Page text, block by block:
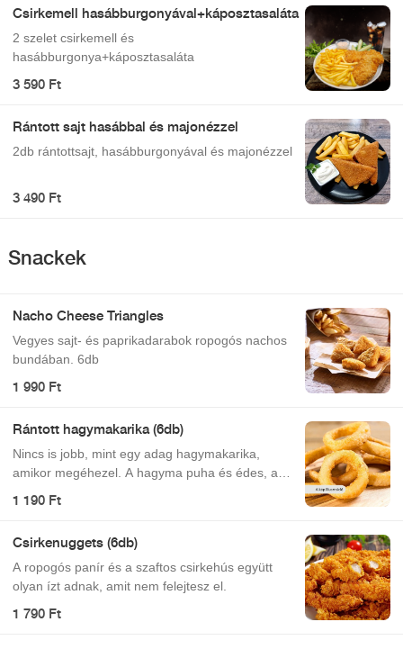
Csirkemell hasábburgonyával+káposztasaláta
2 szelet csirkemell és
hasábburgonya+káposztasaláta
3 590 Ft
Rántott sajt hasábbal és majonézzel
2db rántottsajt, hasábburgonyával és majonézzel
3 490 Ft
Snackek
Nacho Cheese Triangles
Vegyes sajt- és paprikadarabok ropogós nachos
bundában. 6db
1 990 Ft
Rántott hagymakarika (6db)
Nincs is jobb, mint egy adag hagymakarika,
amikor megéhezel. A hagyma puha és édes, a
1 190 Ft
Csirkenuggets (6db)
A ropogós panír és a szaftos csirkehús együtt
olyan ízt adnak, amit nem felejtesz el.
1 790 Ft